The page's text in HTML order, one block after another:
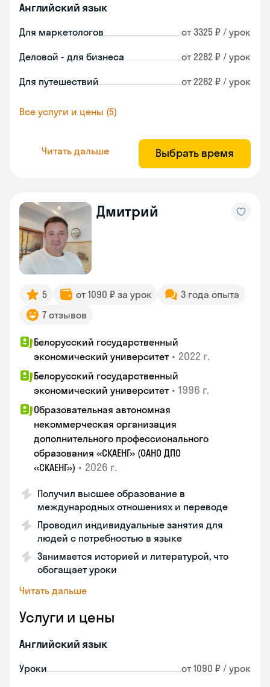
Английский язык
Для маркетологов от 3325 ₽ / урок
Деловой - для бизнеса от 2282 ₽ / урок
Для путешествий от 2282 ₽ / урок
Все услуги и цены (5)
Читать дальше Выбрать время
Дмитрий
5 от 1090 ₽ за урок
3 года опыта
7 отзывов
Белорусский государственный
экономический университет • 2022 г.
Белорусский государственный
экономический университет • 1996 г.
Образовательная автономная
некоммерческая организация
дополнительного профессионального
образования «СКАЕНГ» (ОАНО ДПО
«СКАЕНГ») • 2026 г.
Получил высшее образование в
международных отношениях и переводе
Проводил индивидуальные занятия для
людей с потребностью в языке
Занимается историей и литературой, что
обогащает уроки
Читать дальше
Услуги и цены
Английский язык
Уроки от 1090 ₽ / урок